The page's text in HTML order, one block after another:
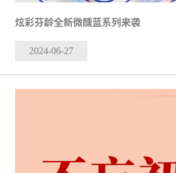
炫彩芬龄全新微醺蓝系列来袭
2024-06-27